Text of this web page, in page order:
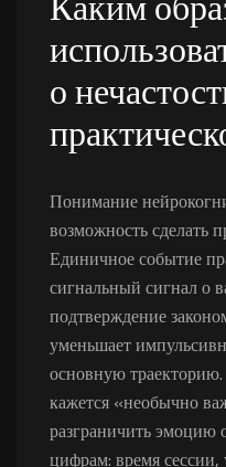
о
Понимание
возможность сделать
Единичное событие
сигнальный сигнал о
подтверждение
уменьшает
основную
кажется «необычно
разграничить эмоцию
цифрам: время сессии,